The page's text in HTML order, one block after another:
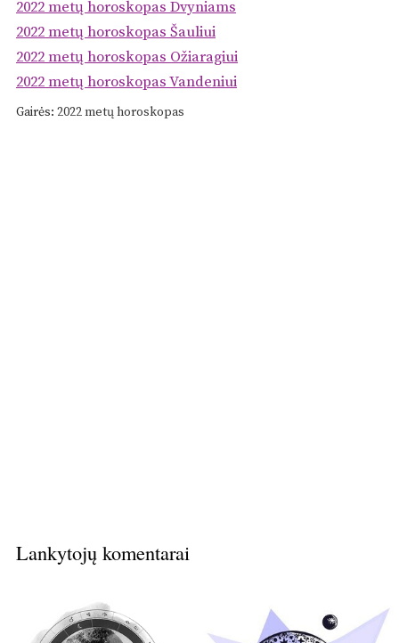
2022 metų horoskopas Dvyniams
2022 metų horoskopas Šauliui
2022 metų horoskopas Ožiaragiui
2022 metų horoskopas Vandeniui
Gairės: 2022 metų horoskopas
Lankytojų komentarai